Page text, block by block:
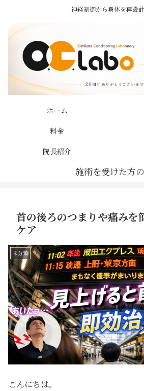
神経制御から身体を再設
ホーム
料金
院長紹介
首の後ろのつまりや痛みを
ケア
未分類
こんにちは。